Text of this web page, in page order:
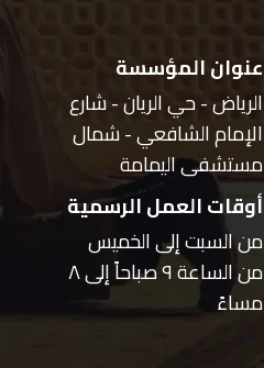
عنوان المؤسسة
الرياض - حي الريان - شارع
الإمام الشافعي - شمال
مستشفى اليمامة
أوقات العمل الرسمية
من السبت إلى الخميس
من الساعة ٩ صباحاً إلى ٨
مساءً